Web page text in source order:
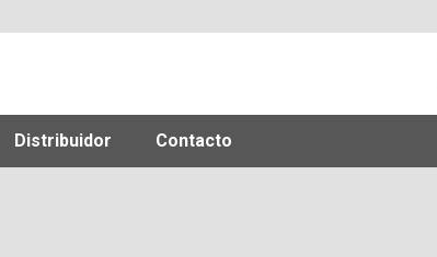
Distribuidor Contacto